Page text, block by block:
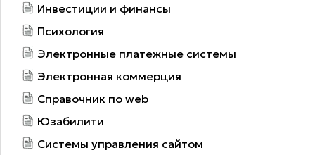
Инвестиции и финансы
Психология
Электронные платежные системы
Электронная коммерция
Справочник по web
Юзабилити
Системы управления сайтом